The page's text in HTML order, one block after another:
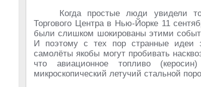
Когда простые люди увидели
Торгового Центра в Нью-Йорке 11
были слишком шокированы этими
И поэтому с тех пор странные идеи
самолёты якобы могут пробивать
что авиационное топливо
микроскопический летучий стальной